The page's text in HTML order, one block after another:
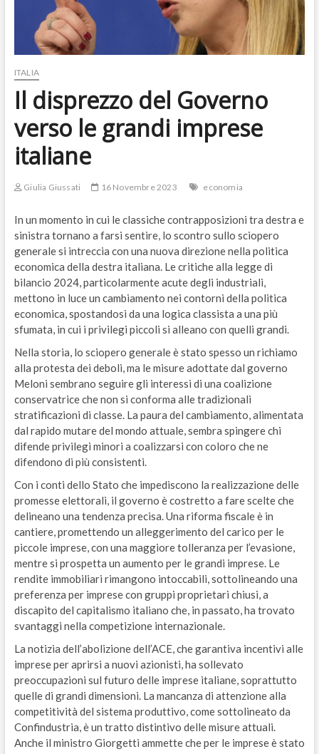
ITALIA
Il disprezzo del Governo
verso le grandi imprese
italiane
Giulia Giussati 16 Novembre 2023 economia
In un momento in cui le classiche contrapposizioni tra destra e
sinistra tornano a farsi sentire, lo scontro sullo sciopero
generale si intreccia con una nuova direzione nella politica
economica della destra italiana. Le critiche alla legge di
bilancio 2024, particolarmente acute degli industriali,
mettono in luce un cambiamento nei contorni della politica
economica, spostandosi da una logica classista a una più
sfumata, in cui i privilegi piccoli si alleano con quelli grandi.
Nella storia, lo sciopero generale è stato spesso un richiamo
alla protesta dei deboli, ma le misure adottate dal governo
Meloni sembrano seguire gli interessi di una coalizione
conservatrice che non si conforma alle tradizionali
stratificazioni di classe. La paura del cambiamento, alimentata
dal rapido mutare del mondo attuale, sembra spingere chi
difende privilegi minori a coalizzarsi con coloro che ne
difendono di più consistenti.
Con i conti dello Stato che impediscono la realizzazione delle
promesse elettorali, il governo è costretto a fare scelte che
delineano una tendenza precisa. Una riforma fiscale è in
cantiere, promettendo un alleggerimento del carico per le
piccole imprese, con una maggiore tolleranza per l’evasione,
mentre si prospetta un aumento per le grandi imprese. Le
rendite immobiliari rimangono intoccabili, sottolineando una
preferenza per imprese con gruppi proprietari chiusi, a
discapito del capitalismo italiano che, in passato, ha trovato
svantaggi nella competizione internazionale.
La notizia dell’abolizione dell’ACE, che garantiva incentivi alle
imprese per aprirsi a nuovi azionisti, ha sollevato
preoccupazioni sul futuro delle imprese italiane, soprattutto
quelle di grandi dimensioni. La mancanza di attenzione alla
competitività del sistema produttivo, come sottolineato da
Confindustria, è un tratto distintivo delle misure attuali.
Anche il ministro Giorgetti ammette che per le imprese è stato